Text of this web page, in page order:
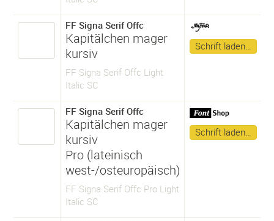
FF Signa Serif Offc
Kapitälchen mager
kursiv
FF Signa Serif Offc Light
Italic SC
Schrift laden…
FF Signa Serif Offc
Kapitälchen mager
kursiv
Pro (lateinisch
west-/osteuropäisch)
FF Signa Serif Offc Pro Light
Italic SC
Schrift laden…